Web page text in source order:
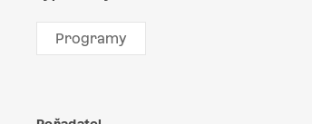
Programy